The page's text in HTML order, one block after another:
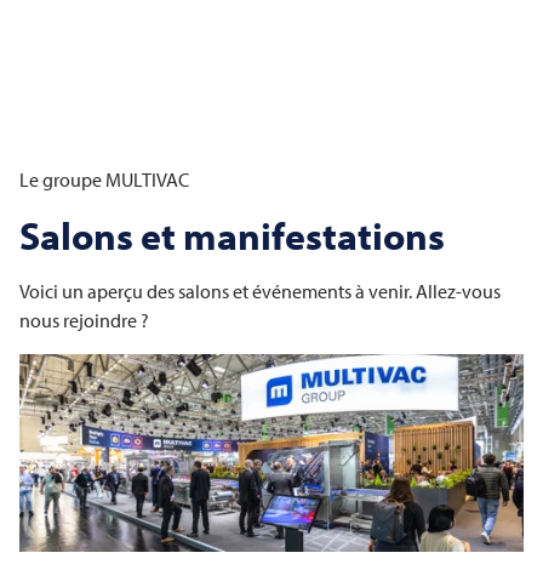
Le groupe MULTIVAC
Salons et manifestations
Voici un aperçu des salons et événements à venir. Allez-vous
nous rejoindre ?